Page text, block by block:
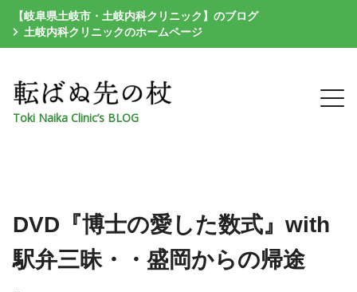
【岐阜県土岐市・土岐内科クリニック】のブログ
土岐内科クリニックのホームページ
Toki Naika Clinic’s BLOG
DVD『博士の愛した数式』with
駅弁三昧・・盛岡からの帰途